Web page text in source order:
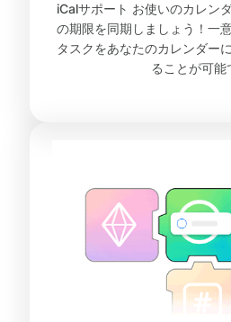
iCalサポート お使いのカレン
の期限を同期しましょう！一
タスクをあなたのカレンダー
ることが可能